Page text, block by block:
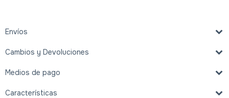
Envíos
Cambios y Devoluciones
Medios de pago
Características